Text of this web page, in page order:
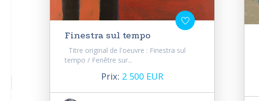
Finestra sul tempo
Titre original de l'oeuvre : Finestra sul
tempo / Fenêtre sur...
Prix: 2 500 EUR